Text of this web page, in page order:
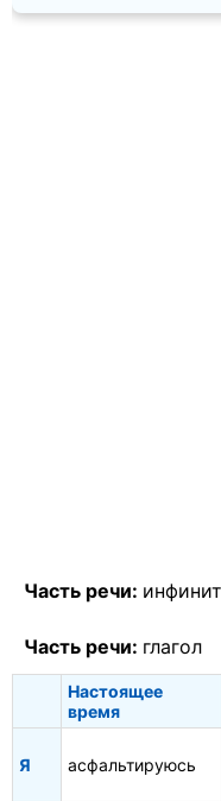
Часть речи:
Часть речи: глагол
Настоящее
время
Я асфальтируюсь